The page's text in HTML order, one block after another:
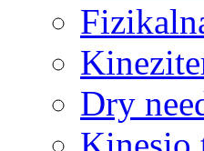
Dry